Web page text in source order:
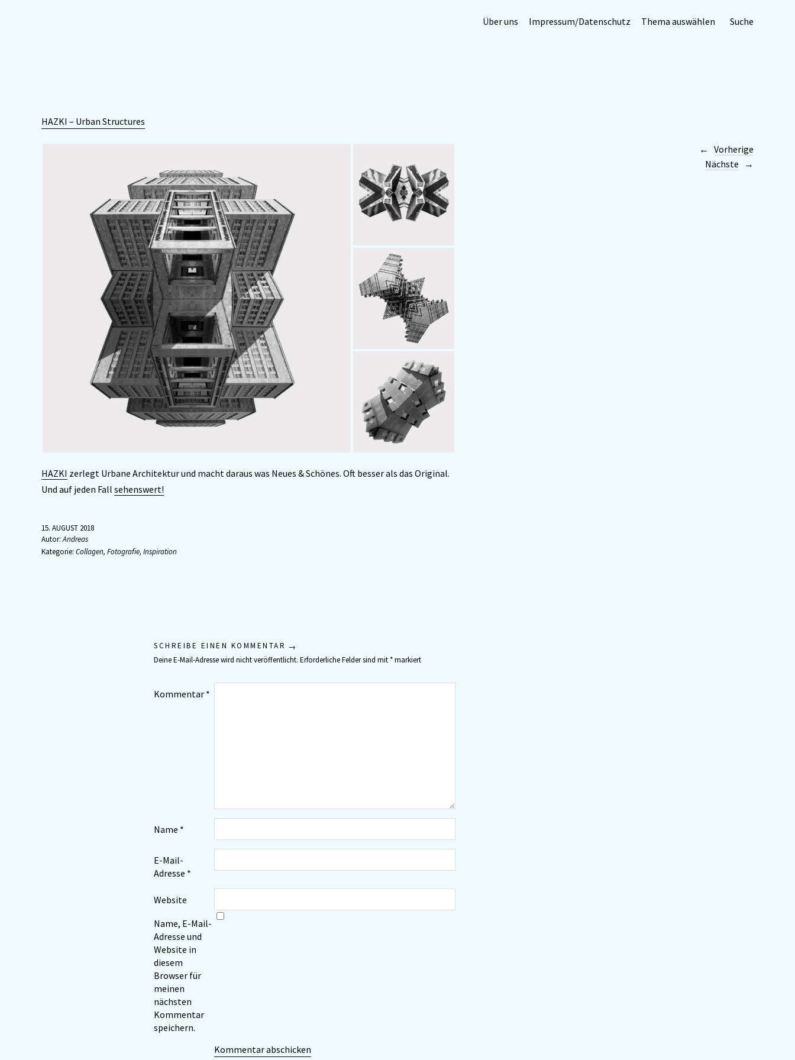
Über uns Impressum/Datenschutz Thema auswählen Suche
HAZKI – Urban Structures
HAZKI zerlegt Urbane Architektur und macht daraus was Neues & Schönes. Oft besser als das Original.
Und auf jeden Fall sehenswert!
15. AUGUST 2018
Autor:Andreas
Kategorie: Collagen, Fotografie, Inspiration
SCHREIBE EINEN KOMMENTAR
Deine E-Mail-Adresse wird nicht veröffentlicht. Erforderliche Felder sind mit*markiert
Kommentar *
Name *
E-Mail-
Adresse *
Website
Name, E-Mail-
Adresse und
Website in
diesem
Browser für
meinen
nächsten
Kommentar
speichern.
Vorherige
Nächste